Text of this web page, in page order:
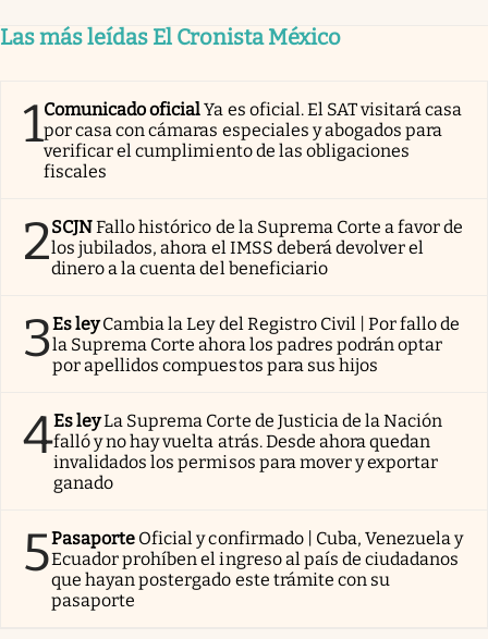
Las más leídas El Cronista México
1Comunicado oficialYa es oficial. El SAT visitará casa
por casa con cámaras especiales y abogados para
verificar el cumplimiento de las obligaciones
fiscales
2SCJNFallo histórico de la Suprema Corte a favor de
los jubilados, ahora el IMSS deberá devolver el
dinero a la cuenta del beneficiario
3Es ley Cambia la Ley del Registro Civil | Por fallo de
la Suprema Corte ahora los padres podrán optar
por apellidos compuestos para sus hijos
4Es leyLa Suprema Corte de Justicia de la Nación
falló y no hay vuelta atrás. Desde ahora quedan
invalidados los permisos para mover y exportar
ganado
5Pasaporte Oficial y confirmado | Cuba, Venezuela y
Ecuador prohíben el ingreso al país de ciudadanos
que hayan postergado este trámite con su
pasaporte